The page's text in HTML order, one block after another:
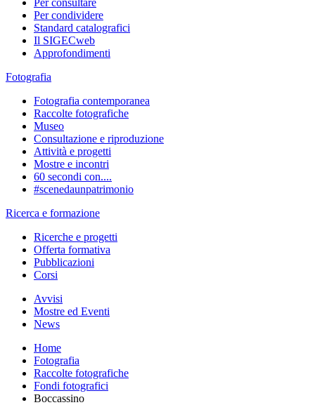
Per consultare
Per condividere
Standard catalografici
Il SIGECweb
Approfondimenti
Fotografia
Fotografia contemporanea
Raccolte fotografiche
Museo
Consultazione e riproduzione
Attività e progetti
Mostre e incontri
60 secondi con....
#scenedaunpatrimonio
Ricerca e formazione
Ricerche e progetti
Offerta formativa
Pubblicazioni
Corsi
Avvisi
Mostre ed Eventi
News
Home
Fotografia
Raccolte fotografiche
Fondi fotografici
Boccassino